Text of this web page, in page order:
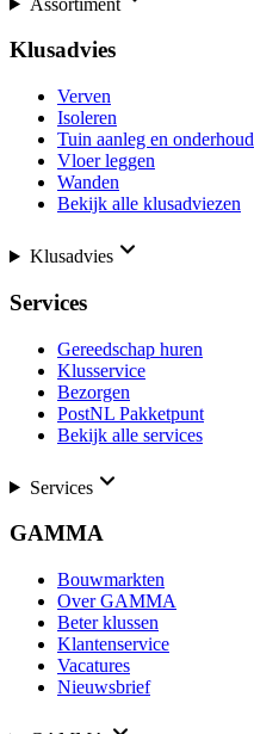
Klusadvies
Verven
Isoleren
Tuin aanleg en onderhoud
Vloer leggen
Wanden
Bekijk alle klusadviezen
Klusadvies
Services
Gereedschap huren
Klusservice
Bezorgen
PostNL Pakketpunt
Bekijk alle services
Services
GAMMA
Bouwmarkten
Over GAMMA
Beter klussen
Klantenservice
Vacatures
Nieuwsbrief